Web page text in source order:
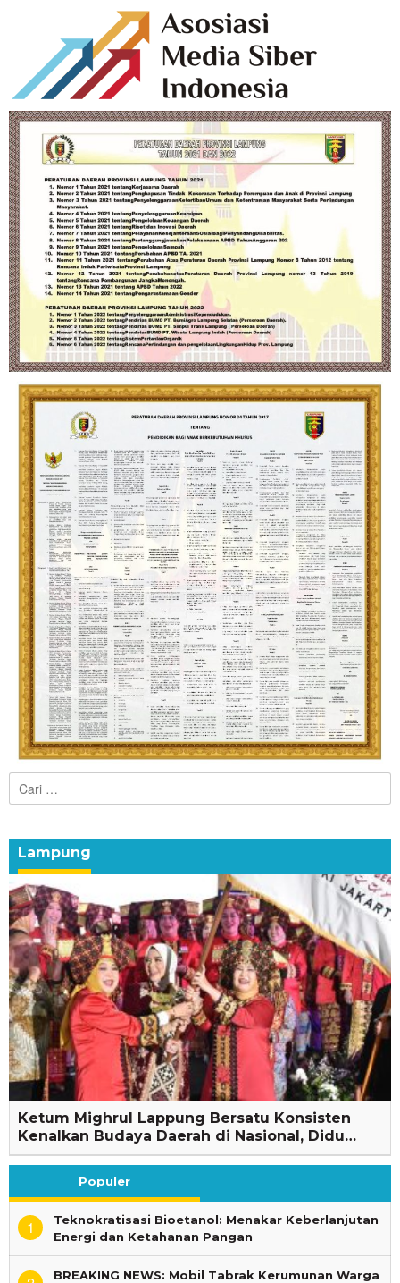
Cari
untuk:
Lampung
Ketum Mighrul Lappung Bersatu Konsisten
Kenalkan Budaya Daerah di Nasional, Didu…
Populer
1
Teknokratisasi Bioetanol: Menakar Keberlanjutan
Energi dan Ketahanan Pangan
BREAKING NEWS: Mobil Tabrak Kerumunan Warga